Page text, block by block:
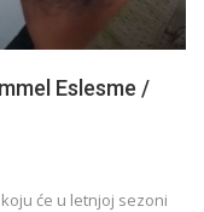
Eslesme /
će u letnjoj sezoni